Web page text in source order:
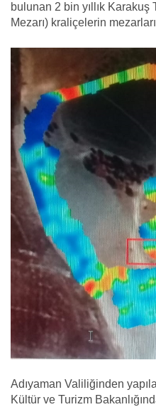
bulunan 2 bin yıllık Karakuş
Mezarı) kraliçelerin
Adıyaman Valiliğinden
Kültür ve Turizm